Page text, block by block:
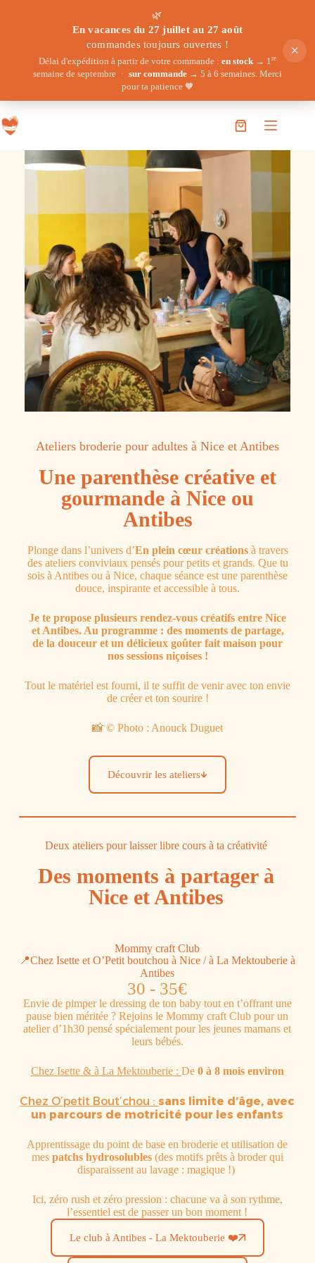
Foire aux Questions En Plein Cœur
Ateliers broderie pour adultes à Nice et Antibes
Une parenthèse créative et
gourmande à Nice ou
Antibes
Plonge dans l’univers d’En plein cœur créationsà travers
des ateliers conviviaux pensés pour petits et grands. Que tu
sois à Antibes ou à Nice, chaque séance est une parenthèse
douce, inspirante et accessible à tous.
Je te propose plusieurs rendez-vous créatifs entre Nice
et Antibes. Au programme : des moments de partage,
de la douceur et un délicieux goûter fait maison pour
nos sessions niçoises !
Tout le matériel est fourni, il te suffit de venir avec ton envie
de créer et ton sourire !
📸 © Photo : Anouck Duguet
Découvrir les ateliers
Deux ateliers pour laisser libre cours à ta créativité
Des moments à partager à
Nice et Antibes
Mommy craft Club
📍Chez Isette et O’Petit boutchou à Nice / à La Mektouberie à
Antibes
30 - 35€
Envie de pimper le dressing de ton baby tout en t’offrant une
pause bien méritée ? Rejoins le Mommy craft Club pour un
atelier d’1h30 pensé spécialement pour les jeunes mamans et
leurs bébés.
Chez Isette & à La Mektouberie : De0 à 8 mois environ
Chez O’petit Bout’chou :sans limite d’âge, avec
un parcours de motricité pour les enfants
Apprentissage du point de base en broderie et utilisation de
mes patchs hydrosolubles(des motifs prêts à broder qui
disparaissent au lavage : magique !)
Ici, zéro rush et zéro pression : chacune va à son rythme,
l’essentiel est de passer un bon moment !
Le club à Antibes - La Mektouberie ❤️
🌿
En vacances du 27 juillet au 27 août
commandes toujours ouvertes !
Délai d'expédition à partir de votre commande : en stock → 1re
semaine de septembre · sur commande → 5 à 6 semaines. Merci
pour ta patience 🧡
×